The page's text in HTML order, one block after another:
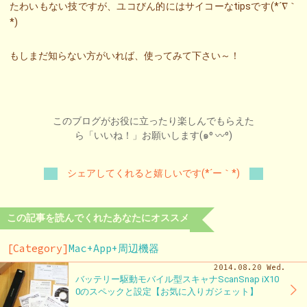
たわいもない技ですが、ユコびん的にはサイコーなtipsです(*´∇｀
*)
もしまだ知らない方がいれば、使ってみて下さい～！
このブログがお役に立ったり楽しんでもらえた
ら「いいね！」お願いします(๑⁰ 〰⁰)
シェアしてくれると嬉しいです(*´ー｀*)
この記事を読んでくれたあなたにオススメ
[Category]Mac+App+周辺機器
2014.08.20 Wed.
バッテリー駆動モバイル型スキャナScanSnap iX10
0のスペックと設定【お気に入りガジェット】